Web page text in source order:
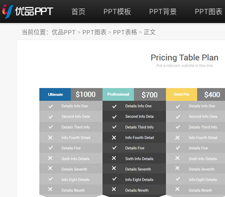
首页 PPT模板 PPT背景 PPT图表
当前位置： 优品PPT > PPT图表 > PPT表格 > 正文